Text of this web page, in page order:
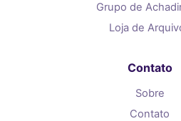
Grupo de
Loja de
Contato
Sobre
Contato